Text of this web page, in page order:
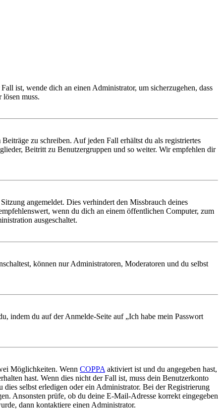
ist, wende dich an einen Administrator, um sicherzugehen, dass
muss.
zu schreiben. Auf jeden Fall erhältst du als registriertes
Beitritt zu Benutzergruppen und so weiter. Wir empfehlen dir
angemeldet. Dies verhindert den Missbrauch deines
wenn du dich an einem öffentlichen Computer, zum
ausgeschaltet.
können nur Administratoren, Moderatoren und du selbst
indem du auf der Anmelde-Seite auf „Ich habe mein Passwort
Möglichkeiten. Wenn COPPA aktiviert ist und du angegeben hast,
hast. Wenn dies nicht der Fall ist, muss dein Benutzerkonto
selbst erledigen oder ein Administrator. Bei der Registrierung
Ansonsten prüfe, ob du deine E-Mail-Adresse korrekt eingegeben
dann kontaktiere einen Administrator.